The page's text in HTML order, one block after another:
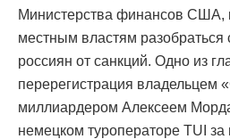
Министерства финансов США,
местным властям разобраться
россиян от санкций. Одно из
перерегистрация владельцем
миллиардером Алексеем
немецком туроператоре TUI за